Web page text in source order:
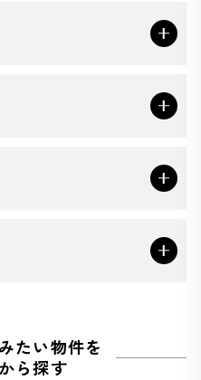
たい物件を
ら探す